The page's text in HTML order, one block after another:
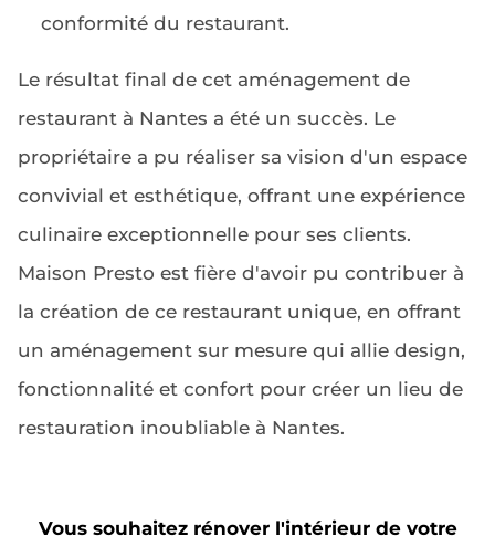
conformité du restaurant.
Le résultat final de cet aménagement de
restaurant à Nantes a été un succès. Le
propriétaire a pu réaliser sa vision d'un espace
convivial et esthétique, offrant une expérience
culinaire exceptionnelle pour ses clients.
Maison Presto est fière d'avoir pu contribuer à
la création de ce restaurant unique, en offrant
un aménagement sur mesure qui allie design,
fonctionnalité et confort pour créer un lieu de
restauration inoubliable à Nantes.
Vous souhaitez rénover l'intérieur de votre